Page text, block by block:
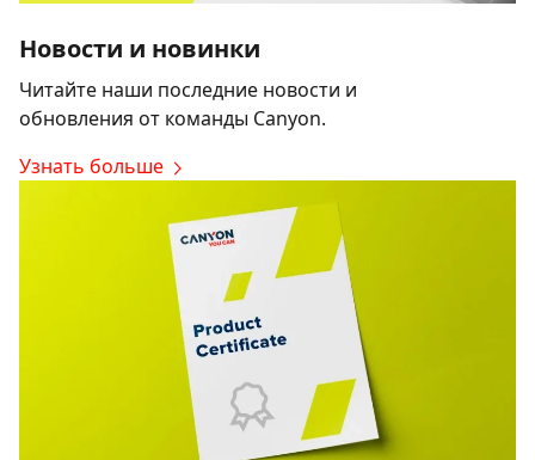
Новости и новинки
Читайте наши последние новости и
обновления от команды Canyon.
Узнать больше